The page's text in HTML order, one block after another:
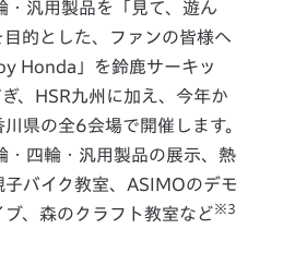
汎用製品を「見て、遊ん
的とした、ファンの皆様へ
Honda」を鈴鹿サーキッ
、HSR九州に加え、今年か
県の全6会場で開催します。
四輪・汎用製品の展示、熱
バイク教室、ASIMOのデモ
、森のクラフト教室など※3